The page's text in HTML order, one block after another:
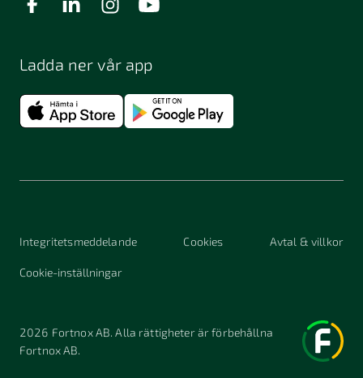
Ladda ner vår app
Integritetsmeddelande Cookies Avtal & villkor
Cookie-inställningar
2026 Fortnox AB. Alla rättigheter är förbehållna
Fortnox AB.